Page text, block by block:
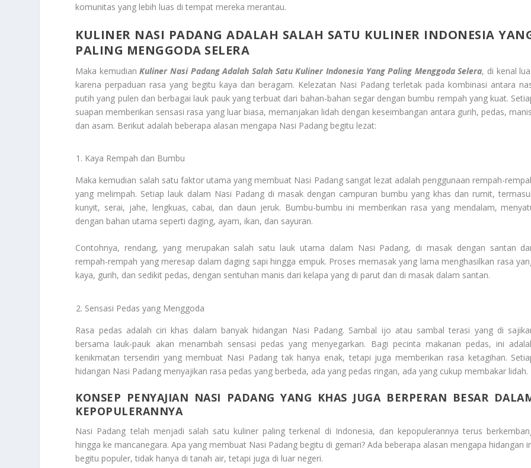
komunitas yang lebih luas di tempat mereka merantau.
KULINER NASI PADANG ADALAH SALAH SATU KULINER INDONESIA
PALING MENGGODA SELERA
Maka kemudian Kuliner Nasi Padang Adalah Salah Satu Kuliner Indonesia Yang Paling Menggoda Selera, di kenal
karena perpaduan rasa yang begitu kaya dan beragam. Kelezatan Nasi Padang terletak pada kombinasi antara
putih yang pulen dan berbagai lauk pauk yang terbuat dari bahan-bahan segar dengan bumbu rempah yang kuat.
suapan memberikan sensasi rasa yang luar biasa, memanjakan lidah dengan keseimbangan antara gurih, pedas,
dan asam. Berikut adalah beberapa alasan mengapa Nasi Padang begitu lezat:
Kaya Rempah dan Bumbu
Maka kemudian salah satu faktor utama yang membuat Nasi Padang sangat lezat adalah penggunaan rempah-
yang melimpah. Setiap lauk dalam Nasi Padang di masak dengan campuran bumbu yang khas dan rumit,
kunyit, serai, jahe, lengkuas, cabai, dan daun jeruk. Bumbu-bumbu ini memberikan rasa yang mendalam,
dengan bahan utama seperti daging, ayam, ikan, dan sayuran.
Contohnya, rendang, yang merupakan salah satu lauk utama dalam Nasi Padang, di masak dengan santan
rempah-rempah yang meresap dalam daging sapi hingga empuk. Proses memasak yang lama menghasilkan rasa
kaya, gurih, dan sedikit pedas, dengan sentuhan manis dari kelapa yang di parut dan di masak dalam santan.
Sensasi Pedas yang Menggoda
Rasa pedas adalah ciri khas dalam banyak hidangan Nasi Padang. Sambal ijo atau sambal terasi yang di
bersama lauk-pauk akan menambah sensasi pedas yang menyegarkan. Bagi pecinta makanan pedas, ini
kenikmatan tersendiri yang membuat Nasi Padang tak hanya enak, tetapi juga memberikan rasa ketagihan.
hidangan Nasi Padang menyajikan rasa pedas yang berbeda, ada yang pedas ringan, ada yang cukup membakar lidah.
KONSEP PENYAJIAN NASI PADANG YANG KHAS JUGA BERPERAN BESAR
KEPOPULERANNYA
Nasi Padang telah menjadi salah satu kuliner paling terkenal di Indonesia, dan kepopulerannya terus
hingga ke mancanegara. Apa yang membuat Nasi Padang begitu di gemari? Ada beberapa alasan mengapa hidangan
begitu populer, tidak hanya di tanah air, tetapi juga di luar negeri.